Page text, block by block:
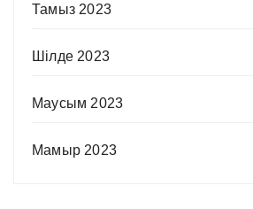
Тамыз 2023
Шілде 2023
Маусым 2023
Мамыр 2023